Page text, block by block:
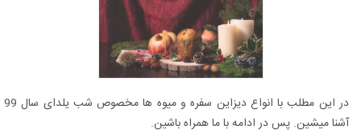
در این مطلب با انواع دیزاین سفره و میوه ها مخصوص شب یلدای سال 99
آشنا میشین. پس در ادامه با ما همراه باشین.